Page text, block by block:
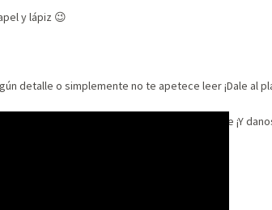
y lápiz 😉
detalle o simplemente no te apetece leer ¡Dale al
. Suscríbete ¡Y